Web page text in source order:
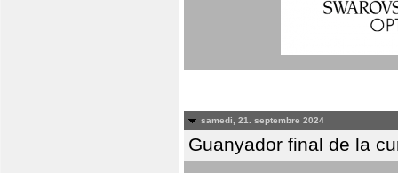
samedi, 21. septembre 2024
Guanyador final de la